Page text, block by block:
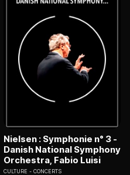
Nielsen : Symphonie n° 3 -
Danish National Symphony
Orchestra, Fabio Luisi
CULTURE CONCERTS